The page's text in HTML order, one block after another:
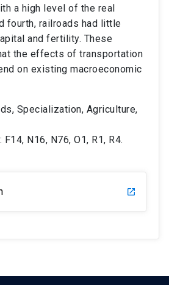
a high level of the real
fourth, railroads had little
and fertility. These
the effects of transportation
on existing macroeconomic
Specialization, Agriculture,
N16, N76, O1, R1, R4.
launch